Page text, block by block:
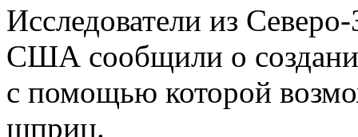
Исследователи из
США сообщили о
с помощью которой
шприц.